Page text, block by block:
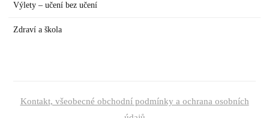
Výlety – učení bez učení
Zdraví a škola
Kontakt, všeobecné obchodní podmínky a ochrana osobních